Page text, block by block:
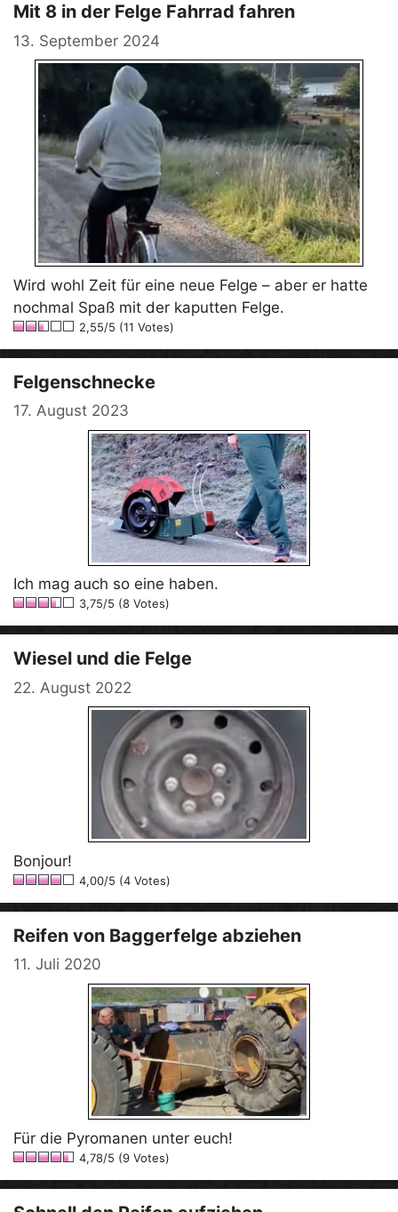
Mit 8 in der Felge Fahrrad fahren
13. September 2024
Wird wohl Zeit für eine neue Felge – aber er hatte
nochmal Spaß mit der kaputten Felge.
2,55/5 (11 Votes)
Felgenschnecke
17. August 2023
Ich mag auch so eine haben.
3,75/5 (8 Votes)
Wiesel und die Felge
22. August 2022
Bonjour!
4,00/5 (4 Votes)
Reifen von Baggerfelge abziehen
11. Juli 2020
Für die Pyromanen unter euch!
4,78/5 (9 Votes)